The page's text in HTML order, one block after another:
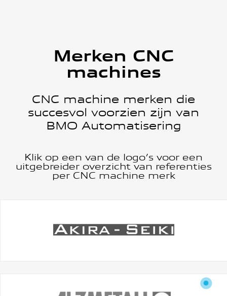
Merken CNC
machines
CNC machine merken die
succesvol voorzien zijn van
BMO Automatisering
Klik op een van de logo’s voor een
uitgebreider overzicht van referenties
per CNC machine merk